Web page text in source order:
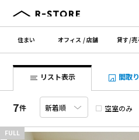
住まい オフィス /店舗 貸す/売
リスト表示 間取
7件 空室のみ
FULL